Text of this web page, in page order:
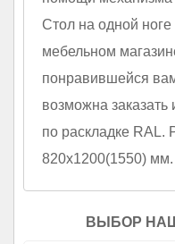
Стол на одной
мебельном
понравившейся
возможна
по раскладке RAL.
820х1200(1550) мм.
ВЫБОР